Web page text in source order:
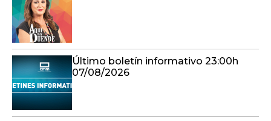
Último boletín informativo 23:00h
07/08/2026